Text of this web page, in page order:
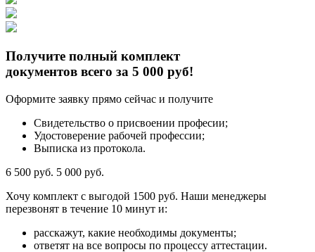
Получите полный комплект
документов всего за 5 000 руб!
Оформите заявку прямо сейчас и получите
Свидетельство о присвоении професии;
Удостоверение рабочей профессии;
Выписка из протокола.
6 500 руб. 5 000 руб.
Хочу комплект с выгодой 1500 руб. Наши менеджеры
перезвонят в течение 10 минут и:
расскажут, какие необходимы документы;
ответят на все вопросы по процессу аттестации.